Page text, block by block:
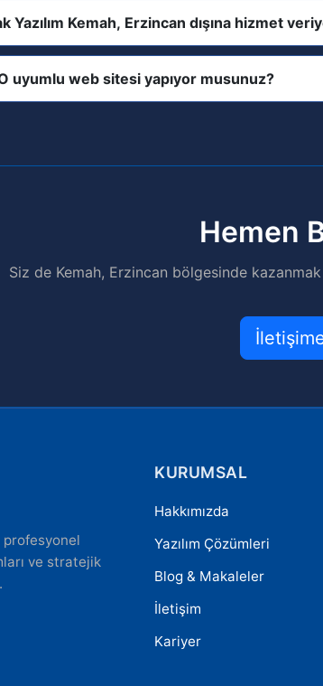
Yazılım Kemah, Erzincan dışına hizmet
uyumlu web sitesi yapıyor musunuz?
Hemen
Siz de Kemah, Erzincan bölgesinde
profesyonel
ve stratejik
KURUMSAL
Hakkımızda
Yazılım Çözümleri
Blog & Makaleler
İletişim
Kariyer